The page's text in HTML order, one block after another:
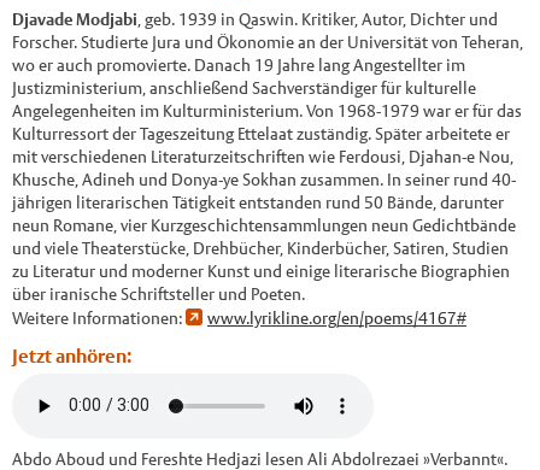
Djavade Modjabi , geb. 1939 in Qaswin. Kritiker, Autor, Dichter und
Forscher. Studierte Jura und Ökonomie an der Universität von Teheran,
wo er auch promovierte. Danach 19 Jahre lang Angestellter im
Justizministerium, anschließend Sachverständiger für kulturelle
Angelegenheiten im Kulturministerium. Von 1968-1979 war er für das
Kulturressort der Tageszeitung Ettelaat zuständig. Später arbeitete er
mit verschiedenen Literaturzeitschriften wie Ferdousi, Djahan-e Nou,
Khusche, Adineh und Donya-ye Sokhan zusammen. In seiner rund 40-
jährigen literarischen Tätigkeit entstanden rund 50 Bände, darunter
neun Romane, vier Kurzgeschichtensammlungen neun Gedichtbände
und viele Theaterstücke, Drehbücher, Kinderbücher, Satiren, Studien
zu Literatur und moderner Kunst und einige literarische Biographien
über iranische Schriftsteller und Poeten.
Weitere Informationen:
www.lyrikline.org/en/poems/4167#
Jetzt anhören:
Abdo Aboud und Fereshte Hedjazi lesen Ali Abdolrezaei »Verbannt«.